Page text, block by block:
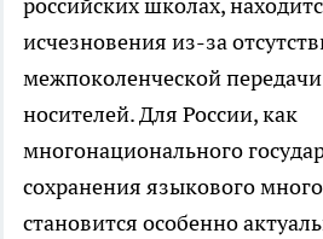
российских школах,
исчезновения из-за
межпоколенческой
носителей. Для России, как
многонационального
сохранения языкового
становится особенно